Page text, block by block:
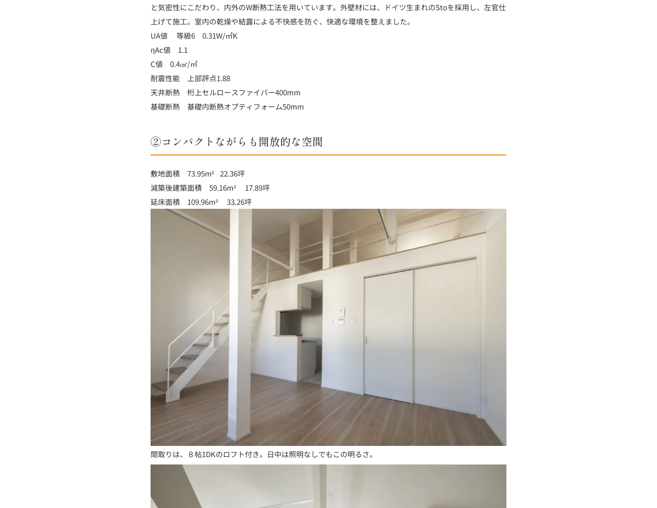
と気密性にこだわり、内外のW断熱工法を用いています。外壁材には、ドイツ生まれのStoを採用し、左官仕
上げて施工。室内の乾燥や結露による不快感を防ぐ、快適な環境を整えました。
UA値 等級6 0.31W/㎡K
ηAc値 1.1
C値 0.4㎠/㎡
耐震性能 上部評点1.88
天井断熱 桁上セルロースファイバー400mm
基礎断熱 基礎内断熱オプティフォーム50mm
②コンパクトながらも開放的な空間
敷地面積 73.95m² 22.36坪
減築後建築面積 59.16m² 17.89坪
延床面積 109.96m² 33.26坪
間取りは、８帖1DKのロフト付き。日中は照明なしでもこの明るさ。